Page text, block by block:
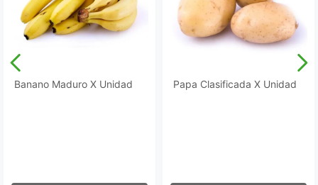
Banano Maduro X Unidad Papa Clasificada X Unidad